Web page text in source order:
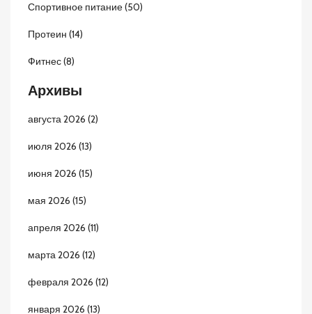
Спортивное питание(50)
Протеин (14)
Фитнес(8)
Архивы
августа 2026 (2)
июля 2026 (13)
июня 2026 (15)
мая 2026 (15)
апреля 2026 (11)
марта 2026 (12)
февраля 2026 (12)
января 2026 (13)